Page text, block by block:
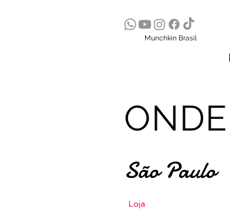
Munchkin Brasil
Loja
São Paulo